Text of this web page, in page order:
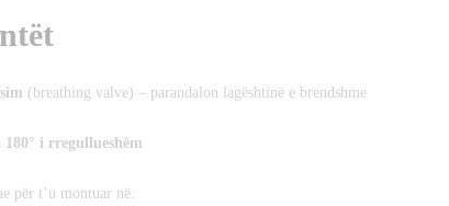
(breathing valve) – parandalon lagështinë e brendshme
180° i rregullueshëm
për t’u montuar në: